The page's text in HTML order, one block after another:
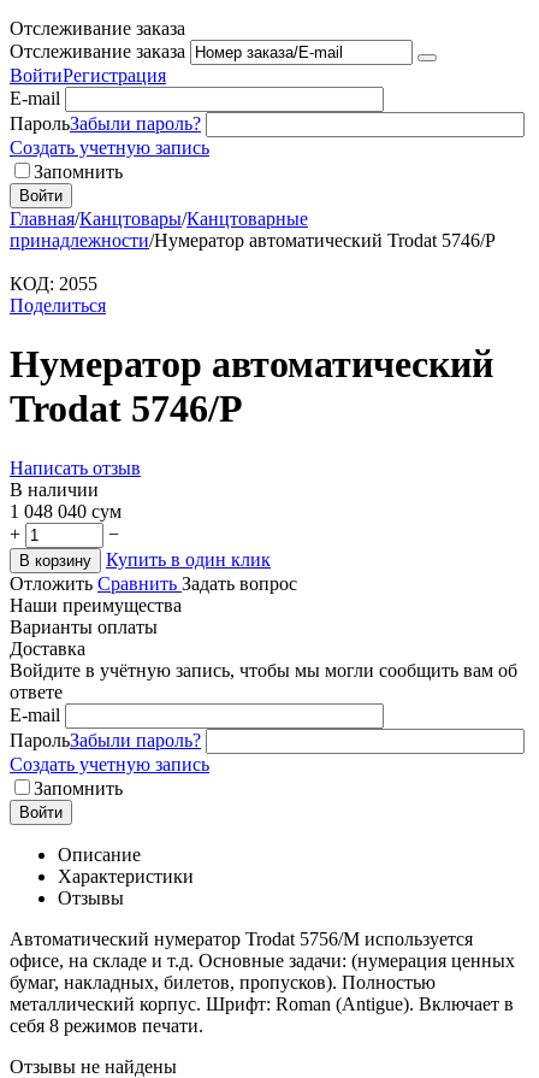
Отслеживание заказа
Отслеживание заказа
ВойтиРегистрация
E-mail
ПарольЗабыли пароль?
Создать учетную запись
Запомнить
Войти
Главная/Канцтовары/Канцтоварные
принадлежности/Нумератор автоматический Trodat 5746/Р
КОД: 2055
Поделиться
Нумератор автоматический
Trodat 5746/Р
Написать отзыв
В наличии
1 048 040 сум
+
−
В корзину
Купить в один клик
Отложить Сравнить Задать вопрос
Наши преимущества
Варианты оплаты
Доставка
Войдите в учётную запись, чтобы мы могли сообщить вам об
ответе
E-mail
ПарольЗабыли пароль?
Создать учетную запись
Запомнить
Войти
Описание
Характеристики
Отзывы
Автоматический нумератор Trodat 5756/M используется
офисе, на складе и т.д. Основные задачи: (нумерация ценных
бумаг, накладных, билетов, пропусков). Полностью
металлический корпус. Шрифт: Roman (Antigue). Включает в
себя 8 режимов печати.
Отзывы не найдены